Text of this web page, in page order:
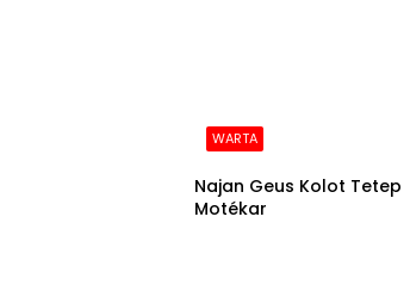
WARTA
Najan Geus Kolot Tetep
Motékar